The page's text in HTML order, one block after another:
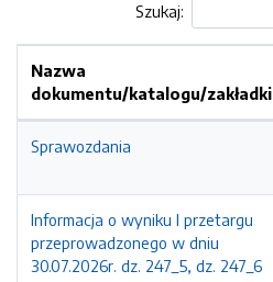
Szukaj:
Nazwa
dokumentu/katalogu/zakładki
Sprawozdania
Informacja o wyniku I przetargu
przeprowadzonego w dniu
30.07.2026r. dz. 247_5, dz. 247_6